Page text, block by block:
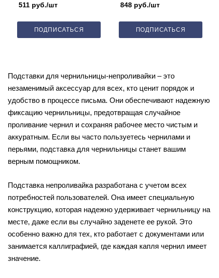
511 руб./шт
ПОДПИСАТЬСЯ
848 руб./шт
ПОДПИСАТЬСЯ
Подставки для чернильницы-непроливайки – это
незаменимый аксессуар для всех, кто ценит порядок и
удобство в процессе письма. Они обеспечивают надежную
фиксацию чернильницы, предотвращая случайное
проливание чернил и сохраняя рабочее место чистым и
аккуратным. Если вы часто пользуетесь чернилами и
перьями, подставка для чернильницы станет вашим
верным помощником.
Подставка непроливайка разработана с учетом всех
потребностей пользователей. Она имеет специальную
конструкцию, которая надежно удерживает чернильницу на
месте, даже если вы случайно заденете ее рукой. Это
особенно важно для тех, кто работает с документами или
занимается каллиграфией, где каждая капля чернил имеет
значение.